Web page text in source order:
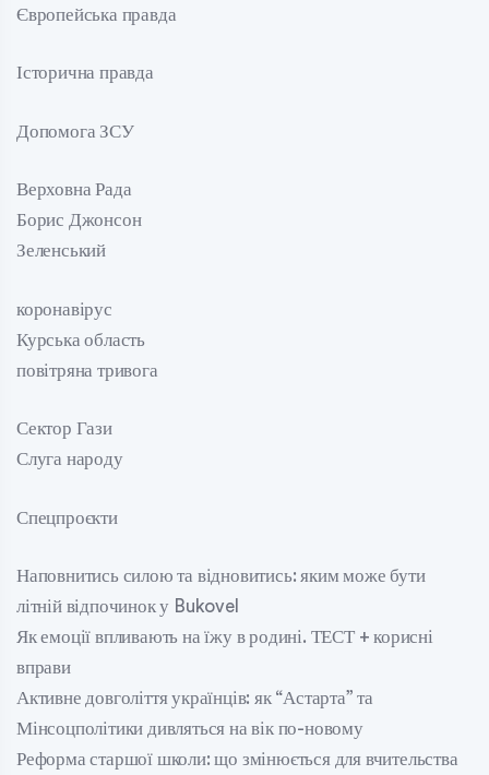
Європейська правда
Історична правда
Допомога ЗСУ
Верховна Рада
Борис Джонсон
Зеленський
коронавірус
Курська область
повітряна тривога
Сектор Гази
Слуга народу
Спецпроєкти
Наповнитись силою та відновитись: яким може бути
літній відпочинок у Bukovel
Як емоції впливають на їжу в родині. ТЕСТ + корисні
вправи
Активне довголіття українців: як “Астарта” та
Мінсоцполітики дивляться на вік по-новому
Реформа старшої школи: що змінюється для вчительства